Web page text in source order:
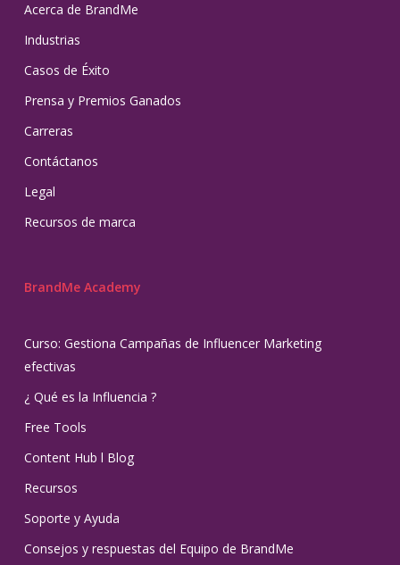
Acerca de BrandMe
Industrias
Casos de Éxito
Prensa y Premios Ganados
Carreras
Contáctanos
Legal
Recursos de marca
BrandMe Academy
Curso: Gestiona Campañas de Influencer Marketing
efectivas
¿ Qué es la Influencia ?
Free Tools
Content Hub l Blog
Recursos
Soporte y Ayuda
Consejos y respuestas del Equipo de BrandMe